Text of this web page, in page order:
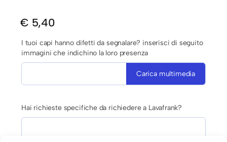
€ 5,40
I tuoi capi hanno difetti da segnalare? inserisci di seguito
immagini che indichino la loro presenza
Carica multimedia
Hai richieste specifiche da richiedere a Lavafrank?